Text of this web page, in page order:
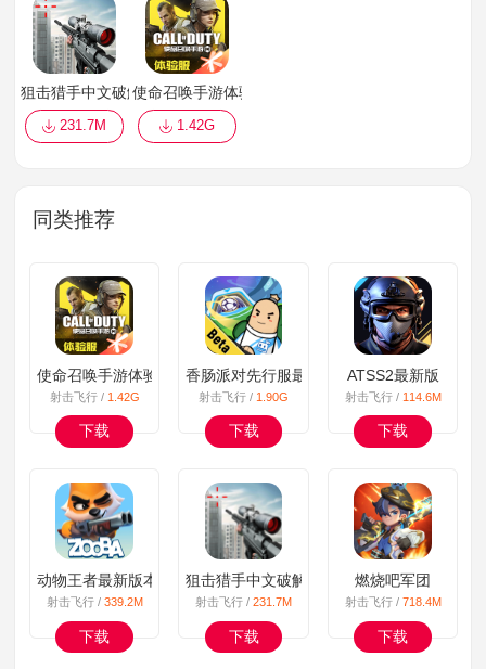
狙击猎手中文破解版最新版
231.7M
使命召唤手游体验服正版
1.42G
同类推荐
使命召唤手游体验服正版
射击飞行 / 1.42G
下载
香肠派对先行服最新版2022
射击飞行 / 1.90G
下载
ATSS2最新版
射击飞行 / 114.6M
下载
动物王者最新版本游戏2022(Zooba)
射击飞行 / 339.2M
下载
狙击猎手中文破解版最新版
射击飞行 /231.7M
下载
燃烧吧军团
射击飞行 / 718.4M
下载